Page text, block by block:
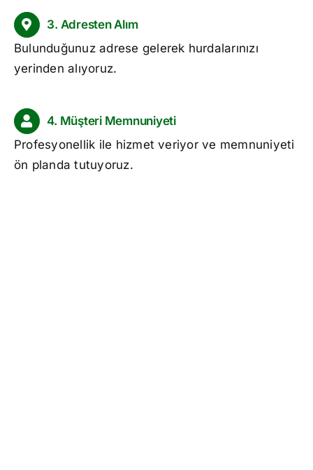
3. Adresten Alım
Bulunduğunuz adrese gelerek hurdalarınızı
yerinden alıyoruz.
4. Müşteri Memnuniyeti
Profesyonellik ile hizmet veriyor ve memnuniyeti
ön planda tutuyoruz.